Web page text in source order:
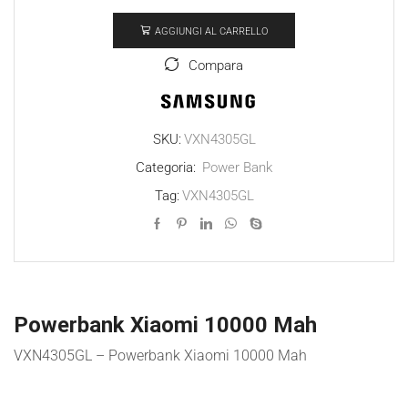
Xiaomi
10000
Mah
AGGIUNGI AL CARRELLO
Compara
SKU: VXN4305GL
Categoria: Power Bank
Tag: VXN4305GL
Powerbank Xiaomi 10000 Mah
VXN4305GL – Powerbank Xiaomi 10000 Mah